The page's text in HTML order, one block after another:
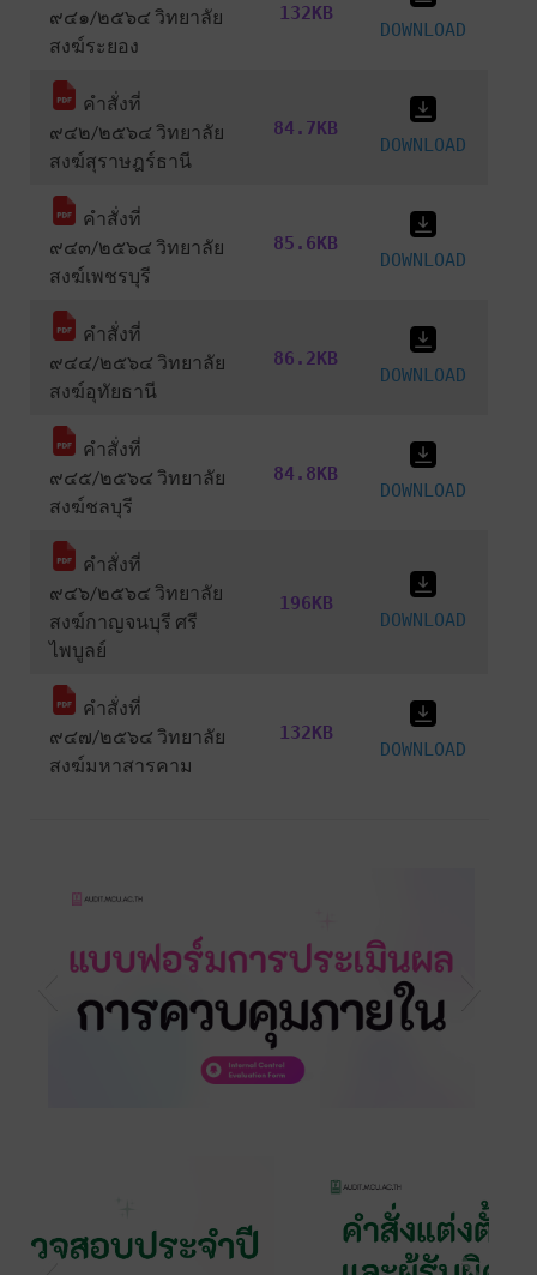
๙๔๑/๒๕๖๔ วิทยาลัย
สงฆ์ระยอง
132KB
DOWNLOAD
คำสั่งที่
๙๔๒/๒๕๖๔ วิทยาลัย
สงฆ์สุราษฎร์ธานี
84.7KB
DOWNLOAD
คำสั่งที่
๙๔๓/๒๕๖๔ วิทยาลัย
สงฆ์เพชรบุรี
85.6KB
DOWNLOAD
คำสั่งที่
๙๔๔/๒๕๖๔ วิทยาลัย
สงฆ์อุทัยธานี
86.2KB
DOWNLOAD
คำสั่งที่
๙๔๕/๒๕๖๔ วิทยาลัย
สงฆ์ชลบุรี
84.8KB
DOWNLOAD
คำสั่งที่
๙๔๖/๒๕๖๔ วิทยาลัย
สงฆ์กาญจนบุรี ศรี
ไพบูลย์
196KB
DOWNLOAD
คำสั่งที่
๙๔๗/๒๕๖๔ วิทยาลัย
สงฆ์มหาสารคาม
132KB
DOWNLOAD